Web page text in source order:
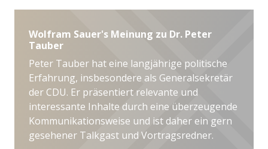
Wolfram Sauer's Meinung zu Dr. Peter
Tauber
Peter Tauber hat eine langjährige politische
Erfahrung, insbesondere als Generalsekretär
der CDU. Er präsentiert relevante und
interessante Inhalte durch eine überzeugende
Kommunikationsweise und ist daher ein gern
gesehener Talkgast und Vortragsredner.